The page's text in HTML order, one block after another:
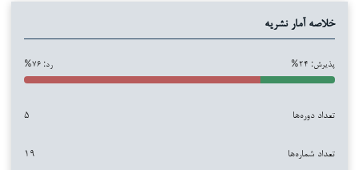
خلاصه آمار نشریه
پذیرش: ۲۴% رد: ۷۶%
تعداد دوره‌ها ۵
تعداد شماره‌ها ۱۹